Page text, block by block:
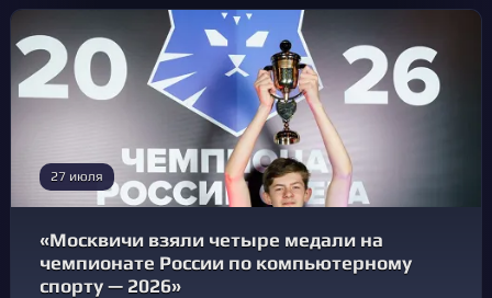
27 июля
«Москвичи взяли четыре медали на
чемпионате России по компьютерному
спорту — 2026»